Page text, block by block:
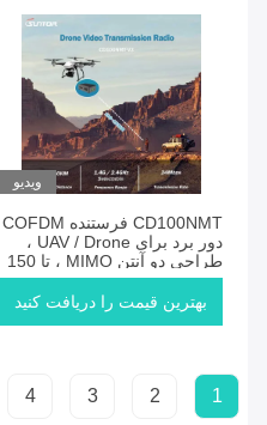
ویدیو
CD100NMT فرستنده COFDM
دور برد برای UAV / Drone ،
طراحی دو آنتن MIMO ، تا 150
کیلومتر
بهترین قیمت را دریافت کنید
1
2
3
4